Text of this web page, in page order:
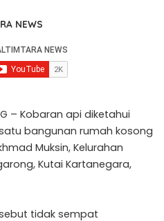
NEWS
– Kobaran api diketahui
bangunan rumah kosong
Muksin, Kelurahan
Kutai Kartanegara,
tidak sempat